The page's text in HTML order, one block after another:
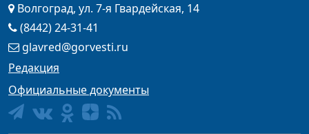
Волгоград, ул. 7-я Гвардейская, 14
(8442) 24-31-41
glavred@gorvesti.ru
Редакция
Официальные документы